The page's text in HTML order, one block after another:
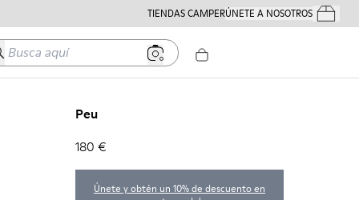
TIENDAS CAMPERÚNETE A NOSOTROSTus
aquí
Peu
180 €
Únete y obtén un 10% de descuento en